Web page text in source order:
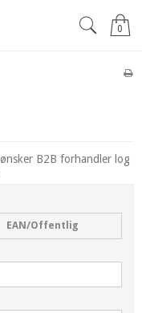
0
B2B forhandler log
EAN/Offentlig